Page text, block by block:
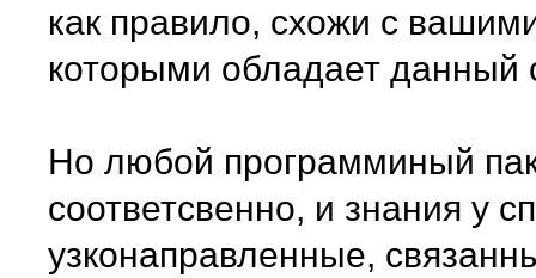
как правило, схожи с
которыми обладает данный
Но любой программиный
соответсвенно, и знания у
узконаправленные,